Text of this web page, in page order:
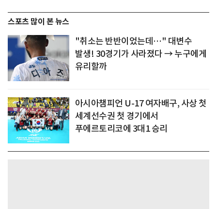
스포츠 많이 본 뉴스
"취소는 반반이었는데…" 대변수
발생! 30경기가 사라졌다 → 누구에게
유리할까
아시아챔피언 U-17 여자배구, 사상 첫
세계선수권 첫 경기에서
푸에르토리코에 3대1 승리